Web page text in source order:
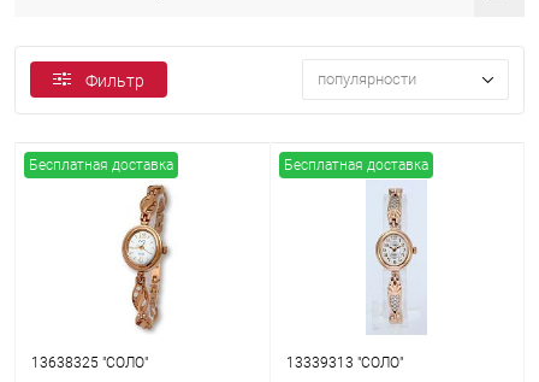
Фильтр популярности
Бесплатная доставка
13638325 "СОЛО"
Бесплатная доставка
13339313 "СОЛО"